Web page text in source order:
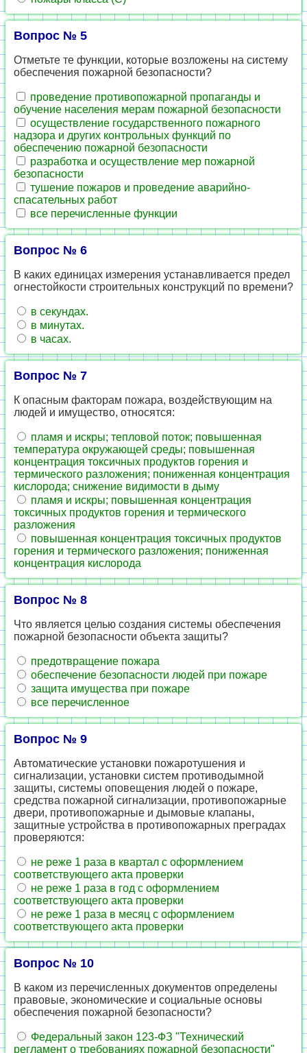
Вопрос № 5
Отметьте те функции, которые возложены на систему
обеспечения пожарной безопасности?
проведение противопожарной пропаганды и
обучение населения мерам пожарной безопасности
осуществление государственного пожарного
надзора и других контрольных функций по
обеспечению пожарной безопасности
разработка и осуществление мер пожарной
безопасности
тушение пожаров и проведение аварийно-
спасательных работ
все перечисленные функции
Вопрос № 6
В каких единицах измерения устанавливается предел
огнестойкости строительных конструкций по времени?
в секундах.
в минутах.
в часах.
Вопрос № 7
К опасным факторам пожара, воздействующим на
людей и имущество, относятся:
пламя и искры; тепловой поток; повышенная
температура окружающей среды; повышенная
концентрация токсичных продуктов горения и
термического разложения; пониженная концентрация
кислорода; снижение видимости в дыму
пламя и искры; повышенная концентрация
токсичных продуктов горения и термического
разложения
повышенная концентрация токсичных продуктов
горения и термического разложения; пониженная
концентрация кислорода
Вопрос № 8
Что является целью создания системы обеспечения
пожарной безопасности объекта защиты?
предотвращение пожара
обеспечение безопасности людей при пожаре
защита имущества при пожаре
все перечисленное
Вопрос № 9
Автоматические установки пожаротушения и
сигнализации, установки систем противодымной
защиты, системы оповещения людей о пожаре,
средства пожарной сигнализации, противопожарные
двери, противопожарные и дымовые клапаны,
защитные устройства в противопожарных преградах
проверяются:
не реже 1 раза в квартал с оформлением
соответствующего акта проверки
не реже 1 раза в год с оформлением
соответствующего акта проверки
не реже 1 раза в месяц с оформлением
соответствующего акта проверки
Вопрос № 10
В каком из перечисленных документов определены
правовые, экономические и социальные основы
обеспечения пожарной безопасности?
Федеральный закон 123-ФЗ "Технический
регламент о требованиях пожарной безопасности"